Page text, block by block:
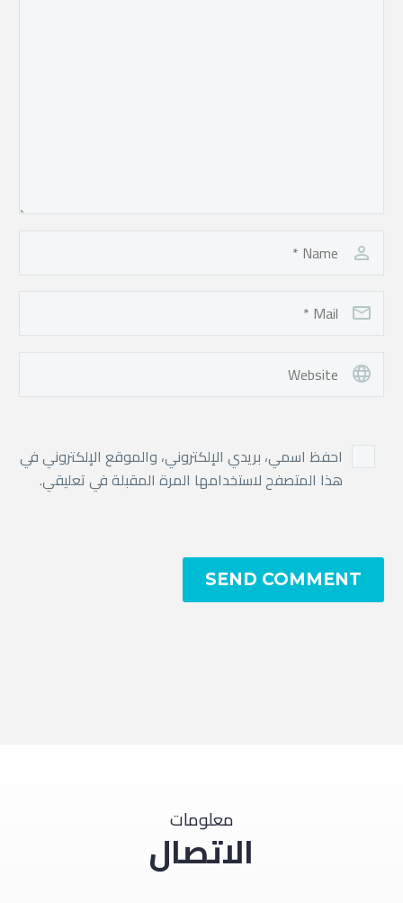
احفظ اسمي، بريدي الإلكتروني، والموقع الإلكتروني في
هذا المتصفح لاستخدامها المرة المقبلة في تعليقي.
SEND COMMENT
معلومات
الاتصال